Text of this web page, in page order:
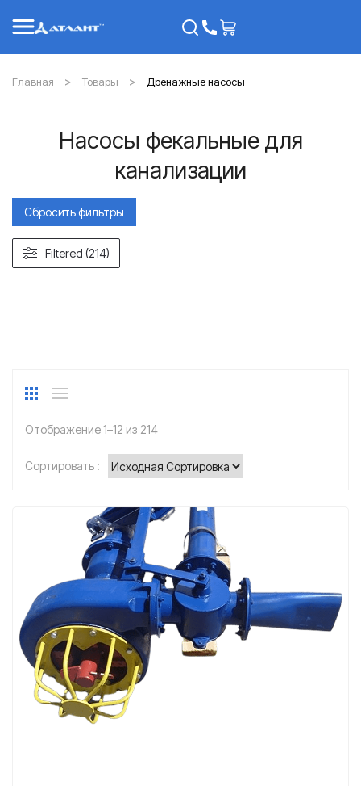
Главная Товары Дренажные насосы
Насосы фекальные для
канализации
Отображение 1–12 из 214
Сортировать :
Сбросить фильтры
Filtered (214)